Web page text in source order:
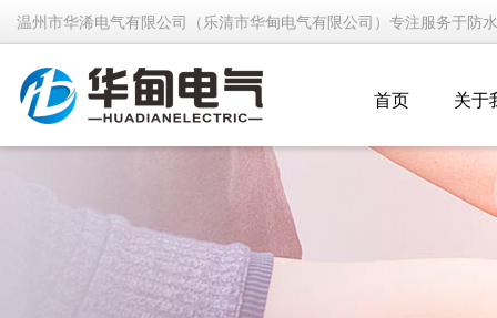
温州市华浠电气有限公司（乐清市华甸电气有限公司）专注服务于防
首页 关于